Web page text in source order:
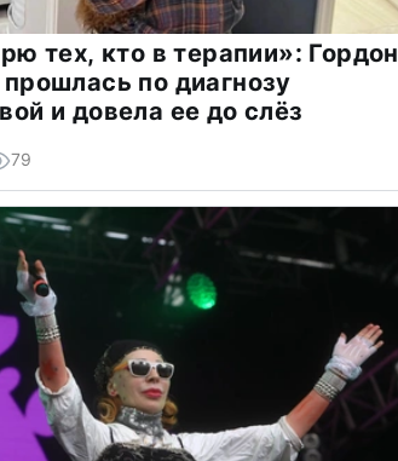
тех, кто в терапии»: Гордон
по диагнозу
и довела ее до слёз
79